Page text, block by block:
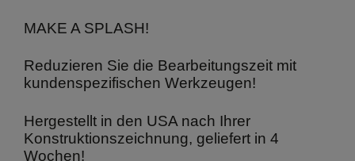
MAKE A SPLASH!
Reduzieren Sie die Bearbeitungszeit mit
kundenspezifischen Werkzeugen!
Hergestellt in den USA nach Ihrer
Konstruktionszeichnung, geliefert in 4
Wochen!